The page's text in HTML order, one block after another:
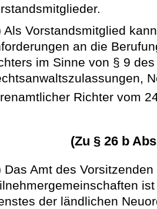
Als Vorstandsmitglied
an die
im Sinne von § 9
Richter vom
(Zu § 26 b
Das Amt des
der ländlichen